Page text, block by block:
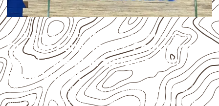
UTILIZAÇÃO E CUIDADOS DO PRODUTO
Quando considerar o Compensado
Naval para uma aplicação em
Onda Verde?
Em aplicações profissionais, oCompensado Navalé
utilizado quando o projeto exige atenção à colagem, à